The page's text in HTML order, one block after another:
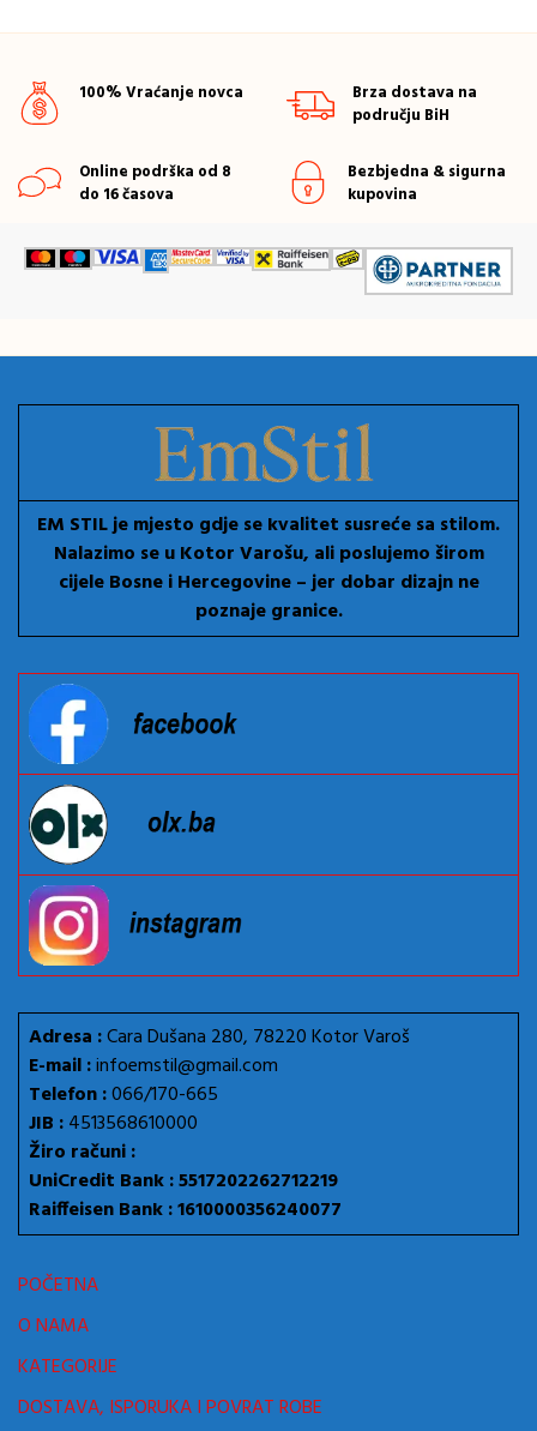
100% Vraćanje novca
Brza dostava na
području BiH
Online podrška od 8
do 16 časova
Bezbjedna & sigurna
kupovina
EM STIL je mjesto gdje se kvalitet susreće sa stilom.
Nalazimo se u Kotor Varošu, ali poslujemo širom
cijele Bosne i Hercegovine – jer dobar dizajn ne
poznaje granice.
Adresa :Cara Dušana 280, 78220 Kotor Varoš
E-mail :infoemstil@gmail.com
Telefon :066/170-665
JIB :4513568610000
Žiro računi :
UniCredit Bank : 5517202262712219
Raiffeisen Bank : 1610000356240077
POČETNA
O NAMA
KATEGORIJE
DOSTAVA, ISPORUKA I POVRAT ROBE